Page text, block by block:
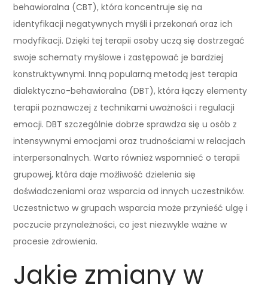
behawioralna (CBT), która koncentruje się na
identyfikacji negatywnych myśli i przekonań oraz ich
modyfikacji. Dzięki tej terapii osoby uczą się dostrzegać
swoje schematy myślowe i zastępować je bardziej
konstruktywnymi. Inną popularną metodą jest terapia
dialektyczno-behawioralna (DBT), która łączy elementy
terapii poznawczej z technikami uważności i regulacji
emocji. DBT szczególnie dobrze sprawdza się u osób z
intensywnymi emocjami oraz trudnościami w relacjach
interpersonalnych. Warto również wspomnieć o terapii
grupowej, która daje możliwość dzielenia się
doświadczeniami oraz wsparcia od innych uczestników.
Uczestnictwo w grupach wsparcia może przynieść ulgę i
poczucie przynależności, co jest niezwykle ważne w
procesie zdrowienia.
Jakie zmiany w